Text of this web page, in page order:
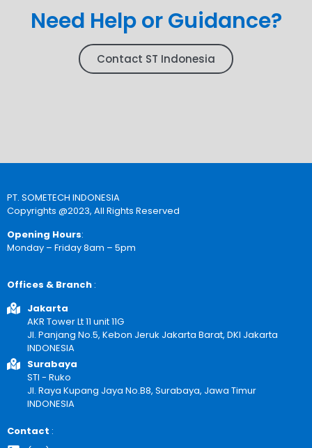
Need Help or Guidance?
Contact ST Indonesia
PT. SOMETECH INDONESIA
Copyrights @2023, All Rights Reserved
Opening Hours:
Monday – Friday 8am – 5pm
Offices & Branch :
Jakarta
AKR Tower Lt 11 unit 11G
Jl. Panjang No.5, Kebon Jeruk Jakarta Barat, DKI Jakarta
INDONESIA
Surabaya
STI - Ruko
Jl. Raya Kupang Jaya No.B8, Surabaya, Jawa Timur
INDONESIA
Contact :